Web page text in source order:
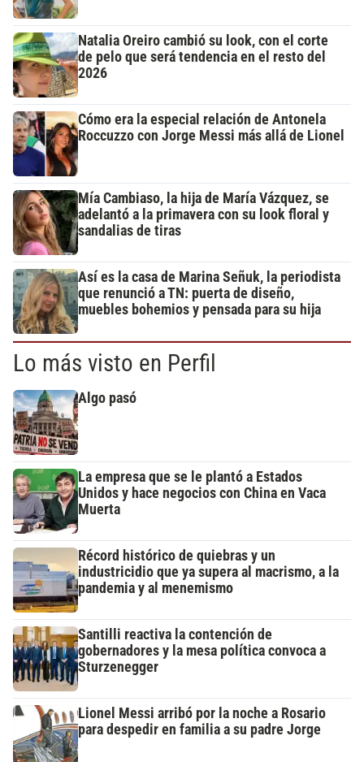
Natalia Oreiro cambió su look, con el corte
de pelo que será tendencia en el resto del
2026
Cómo era la especial relación de Antonela
Roccuzzo con Jorge Messi más allá de Lionel
Mía Cambiaso, la hija de María Vázquez, se
adelantó a la primavera con su look floral y
sandalias de tiras
Así es la casa de Marina Señuk, la periodista
que renunció a TN: puerta de diseño,
muebles bohemios y pensada para su hija
Lo más visto en Perfil
Algo pasó
La empresa que se le plantó a Estados
Unidos y hace negocios con China en Vaca
Muerta
Récord histórico de quiebras y un
industricidio que ya supera al macrismo, a la
pandemia y al menemismo
Santilli reactiva la contención de
gobernadores y la mesa política convoca a
Sturzenegger
Lionel Messi arribó por la noche a Rosario
para despedir en familia a su padre Jorge